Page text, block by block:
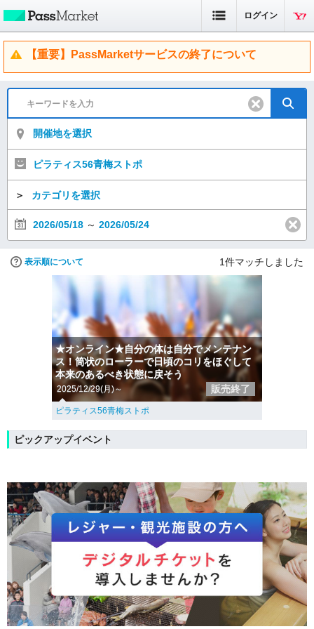
ログイン
【重要】PassMarketサービスの終了について
開催地を選択
ピラティス56青梅ストポ
＞ カテゴリを選択
2026/05/18 ～ 2026/05/24
表示順について 1件マッチしました
★オンライン★自分の体は自分でメンテナン
ス！筒状のローラーで日頃のコリをほぐして
本来のあるべき状態に戻そう
2025/12/29(月)～ 販売終了
ピラティス56青梅ストポ
ピックアップイベント